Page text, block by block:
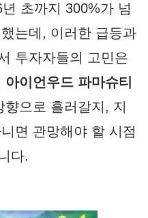
초까지 300%가 넘
는데, 이러한 급등과
투자자들의 고민은
아이언우드 파마슈티
으로 흘러갈지, 지
면 관망해야 할 시점
다.